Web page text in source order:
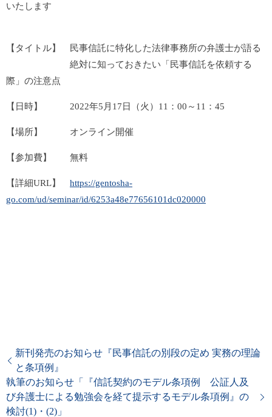
いたします
【タイトル】 民事信託に特化した法律事務所の弁護士が語る
絶対に知っておきたい「民事信託を依頼する
際」の注意点
【日時】 2022年5月17日（火）11：00～11：45
【場所】 オンライン開催
【参加費】 無料
【詳細URL】 https://gentosha-
go.com/ud/seminar/id/6253a48e77656101dc020000
新刊発売のお知らせ『民事信託の別段の定め 実務の理論
と条項例』
執筆のお知らせ「『信託契約のモデル条項例 公証人及
び弁護士による勉強会を経て提示するモデル条項例』の
検討(1)・(2)」